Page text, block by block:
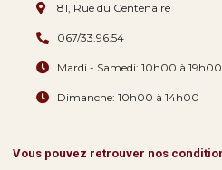
81, Rue du Centenaire
067/33.96.54
Mardi - Samedi: 10h00 à 19h00
Dimanche: 10h00 à 14h00
Vous pouvez retrouver nos